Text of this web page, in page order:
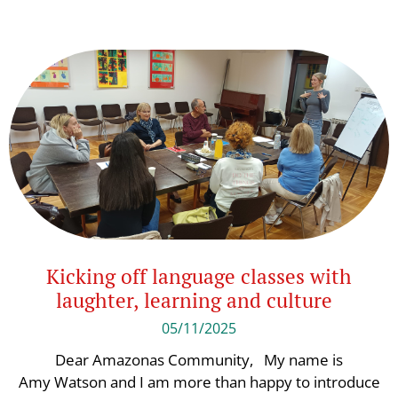
Kicking off language classes with
laughter, learning and culture
05/11/2025
Dear Amazonas Community, My name is
Amy Watson and I am more than happy to introduce